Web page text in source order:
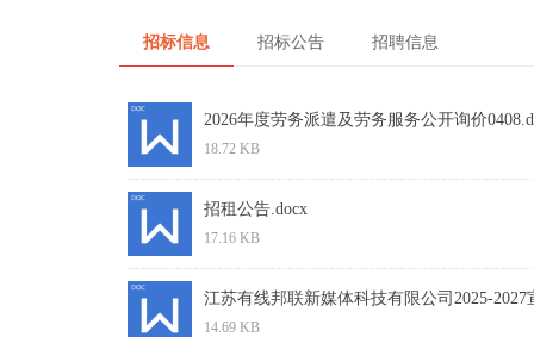
招标信息 招标公告 招聘信息
2026年度劳务派遣及劳务服务公开询价
18.72 KB
招租公告.docx
17.16 KB
江苏有线邦联新媒体科技有限公司2025-
14.69 KB